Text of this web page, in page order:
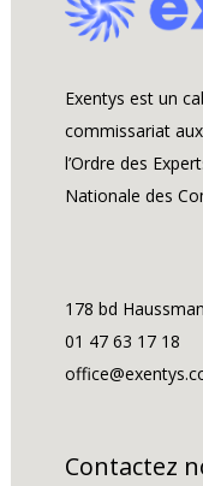
Exentys est un
commissariat
l’Ordre des
Nationale des
178 bd
01 47 63 17 18
Contactez